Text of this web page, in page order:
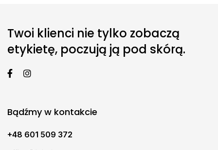
Twoi klienci nie tylko zobaczą
etykietę, poczują ją pod skórą.
Bądźmy w kontakcie
+48 601 509 372